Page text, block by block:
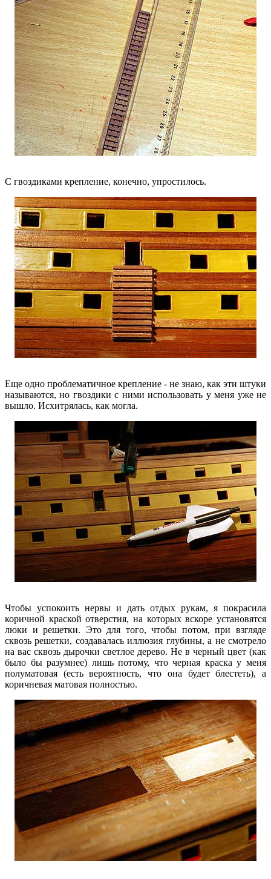
С гвоздиками крепление, конечно, упростилось.
Еще одно проблематичное крепление - не знаю, как эти штуки
называются, но гвоздики с ними использовать у меня уже не
вышло. Исхитрялась, как могла.
Чтобы успокоить нервы и дать отдых рукам, я покрасила
коричной краской отверстия, на которых вскоре установятся
люки и решетки. Это для того, чтобы потом, при взгляде
сквозь решетки, создавалась иллюзия глубины, а не смотрело
на вас сквозь дырочки светлое дерево. Не в черный цвет (как
было бы разумнее) лишь потому, что черная краска у меня
полуматовая (есть вероятность, что она будет блестеть), а
коричневая матовая полностью.